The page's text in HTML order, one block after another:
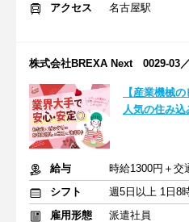
アクセス
名古屋駅
株式会社BREXA Next 0029-03
【産業機械
人気の住み
給与
時給1300円＋交
シフト
週5日以上 1日8
雇用形態
派遣社員